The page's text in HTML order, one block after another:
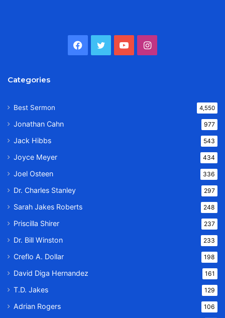
Facebook
TwitterYouTubeInstagram
Categories
Best Sermon 4,550
Jonathan Cahn 977
Jack Hibbs 543
Joyce Meyer 434
Joel Osteen 336
Dr. Charles Stanley 297
Sarah Jakes Roberts 248
Priscilla Shirer 237
Dr. Bill Winston 233
Creflo A. Dollar 198
David Diga Hernandez 161
T.D. Jakes 129
Adrian Rogers 106